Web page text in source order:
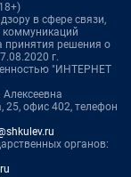
в сфере связи,
принятия решения о
г.
"ИНТЕРНЕТ
25, офис 402, телефон
органов: